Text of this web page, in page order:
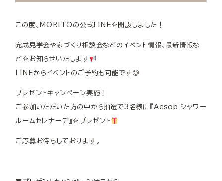
この度、MORITOの公式LINEを開設しました！
完成見学会や家づくり相談会などのイベント情報、最新情報な
どをお知らせいたします
LINEからイベントのご予約も可能です◎
プレゼントキャンペーン実施！
ご参加いただいた方の中から抽選で3名様に『Aesop シャワー
ルームセレナーデ』をプレゼント
ご応募お待ちしております。